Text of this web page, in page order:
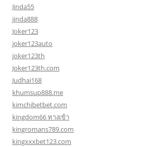
Jinda55
jinda888
Joker123
joker123auto
joker123th
Joker123th.com
Judhai168
khumsup888.me
kimchibetbet.com
kingdom66 ทางเข้า
kingromans789.com
kingxxxbet123.com